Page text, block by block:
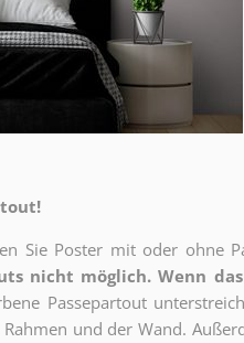
Sie Poster mit oder ohne
nicht möglich. Wenn
Passepartout
und der Wand.